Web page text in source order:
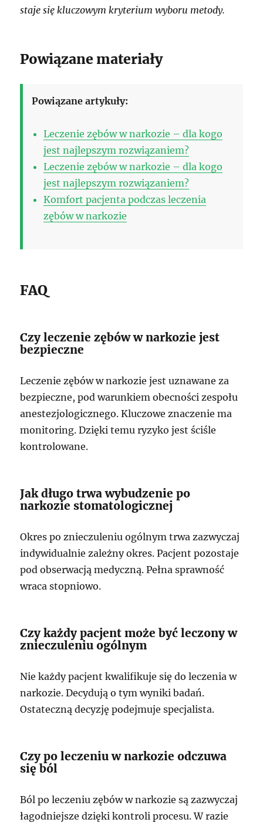
staje się kluczowym kryterium wyboru metody.
Powiązane materiały
Powiązane artykuły:
Leczenie zębów w narkozie – dla kogo
jest najlepszym rozwiązaniem?
Leczenie zębów w narkozie – dla kogo
jest najlepszym rozwiązaniem?
Komfort pacjenta podczas leczenia
zębów w narkozie
FAQ
Czy leczenie zębów w narkozie jest
bezpieczne
Leczenie zębów w narkozie jest uznawane za
bezpieczne, pod warunkiem obecności zespołu
anestezjologicznego. Kluczowe znaczenie ma
monitoring. Dzięki temu ryzyko jest ściśle
kontrolowane.
Jak długo trwa wybudzenie po
narkozie stomatologicznej
Okres po znieczuleniu ogólnym trwa zazwyczaj
indywidualnie zależny okres. Pacjent pozostaje
pod obserwacją medyczną. Pełna sprawność
wraca stopniowo.
Czy każdy pacjent może być leczony w
znieczuleniu ogólnym
Nie każdy pacjent kwalifikuje się do leczenia w
narkozie. Decydują o tym wyniki badań.
Ostateczną decyzję podejmuje specjalista.
Czy po leczeniu w narkozie odczuwa
się ból
Ból po leczeniu zębów w narkozie są zazwyczaj
łagodniejsze dzięki kontroli procesu. W razie